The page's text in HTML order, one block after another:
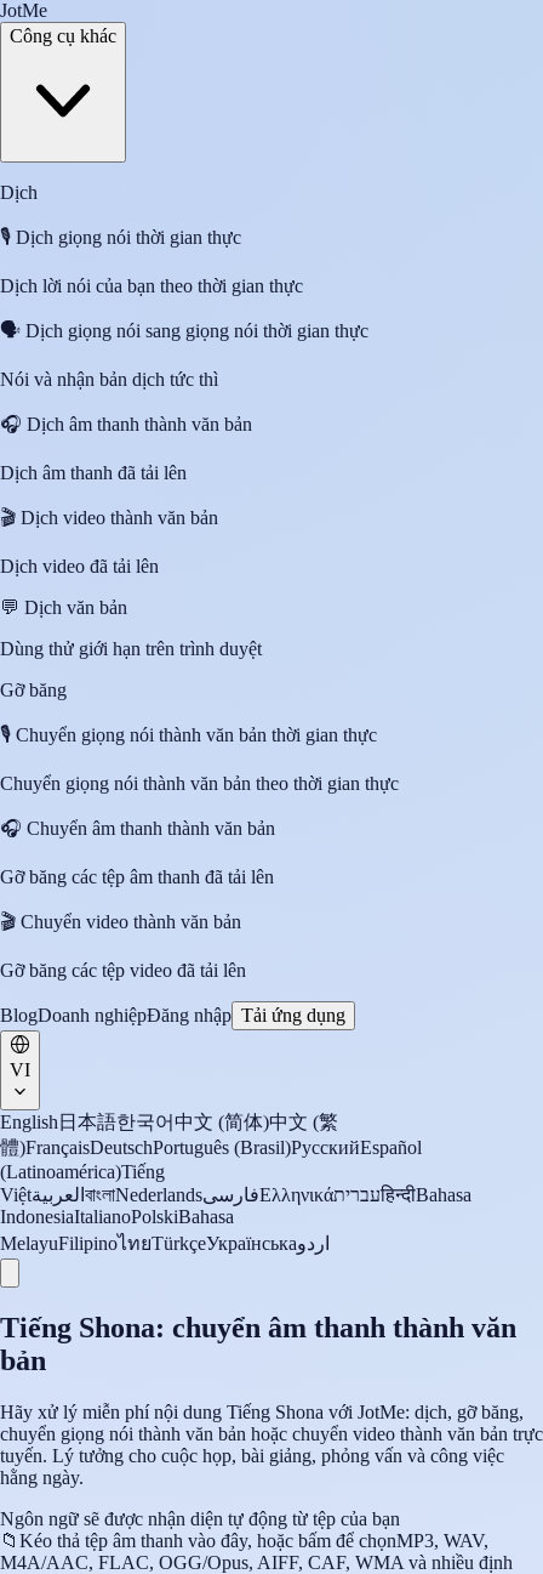
JotMe
Công cụ khác
Dịch
🎙️ Dịch giọng nói thời gian thực
Dịch lời nói của bạn theo thời gian thực
🗣️ Dịch giọng nói sang giọng nói thời gian thực
Nói và nhận bản dịch tức thì
🎧 Dịch âm thanh thành văn bản
Dịch âm thanh đã tải lên
🎬 Dịch video thành văn bản
Dịch video đã tải lên
💬 Dịch văn bản
Dùng thử giới hạn trên trình duyệt
Gỡ băng
🎙️ Chuyển giọng nói thành văn bản thời gian thực
Chuyển giọng nói thành văn bản theo thời gian thực
🎧 Chuyển âm thanh thành văn bản
Gỡ băng các tệp âm thanh đã tải lên
🎬 Chuyển video thành văn bản
Gỡ băng các tệp video đã tải lên
BlogDoanh nghiệpĐăng nhập Tải ứng dụng
VI
English 日本語한국어中文 (简体)中文 (繁
體)FrançaisDeutschPortuguês (Brasil)РусскийEspañol
(Latinoamérica)Tiếng
Việtالعربية বাংলাNederlandsفارسیΕλληνικάעבריתहिन्दीBahasa
IndonesiaItalianoPolskiBahasa
MelayuFilipinoไทยTürkçeУкраїнськаاردو
Tiếng Shona: chuyển âm thanh thành văn
bản
Hãy xử lý miễn phí nội dung Tiếng Shona với JotMe: dịch, gỡ băng,
chuyển giọng nói thành văn bản hoặc chuyển video thành văn bản trực
tuyến. Lý tưởng cho cuộc họp, bài giảng, phỏng vấn và công việc
hằng ngày.
Ngôn ngữ sẽ được nhận diện tự động từ tệp của bạn
📁 Kéo thả tệp âm thanh vào đây, hoặc bấm để chọnMP3, WAV,
M4A/AAC, FLAC, OGG/Opus, AIFF, CAF, WMA và nhiều định